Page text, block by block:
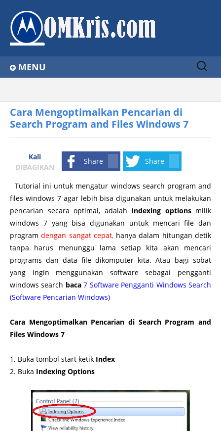
MENU
About
Contact Us
Disclaimer
Sear
ch
Cara Mengoptimalkan Pencarian di
Search Program and Files Windows 7
Kali
DIBAGIKAN
Share Share
Tutorial ini untuk mengatur windows search program and
files windows 7 agar lebih bisa digunakan untuk melakukan
pencarian secara optimal, adalah Indexing optionsmilik
windows 7 yang bisa digunakan untuk mencari file dan
programdengan sangat cepat, hanya dalam hitungan detik
tanpa harus menunggu lama setiap kita akan mencari
programs dan data file dikomputer kita. Atau bagi sobat
yang ingin menggunakan software sebagai pengganti
windows search baca 7 Software Pengganti Windows Search
(Software Pencarian Windows)
Cara Mengoptimalkan Pencarian di Search Program and
Files Windows 7
1. Buka tombol start ketik Index
2. Buka Indexing Options